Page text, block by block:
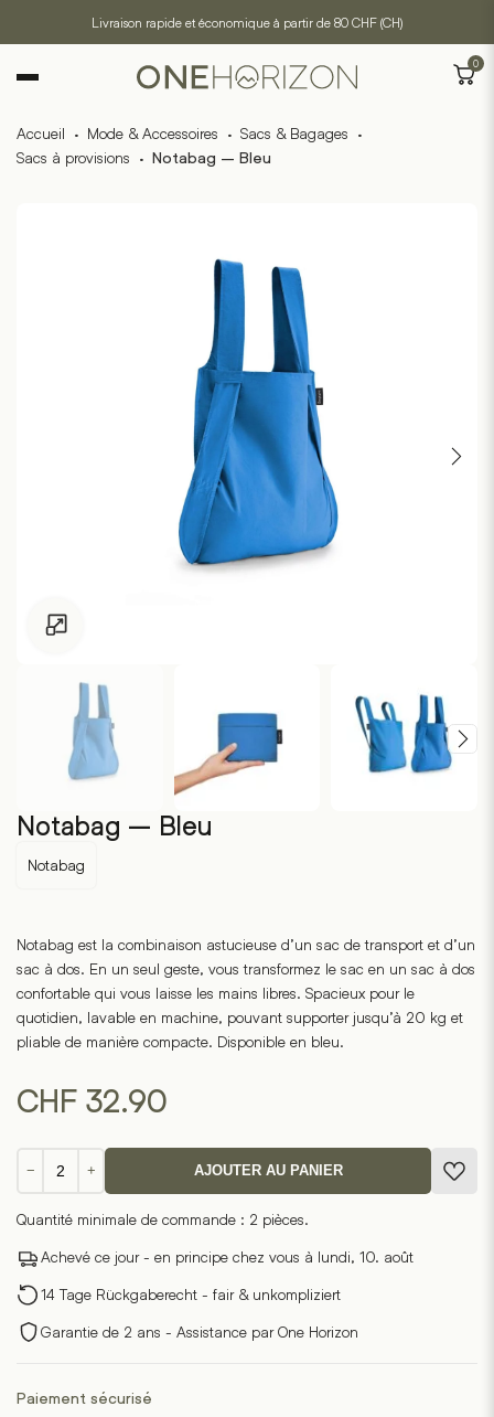
Livraison rapide et économique à partir de 80 CHF (CH)
0
Accueil · Mode & Accessoires · Sacs & Bagages ·
Sacs à provisions · Notabag – Bleu
Notabag – Bleu
Notabag
Notabag est la combinaison astucieuse d’un sac de transport et d’un
sac à dos. En un seul geste, vous transformez le sac en un sac à dos
confortable qui vous laisse les mains libres. Spacieux pour le
quotidien, lavable en machine, pouvant supporter jusqu’à 20 kg et
pliable de manière compacte. Disponible en bleu.
CHF 32.90
−
de
-
Bleu
+ AJOUTER AU PANIER
Quantité minimale de commande : 2 pièces.
Achevé ce jour - en principe chez vous à lundi, 10. août
14 Tage Rückgaberecht - fair & unkompliziert
Garantie de 2 ans - Assistance par One Horizon
Paiement sécurisé